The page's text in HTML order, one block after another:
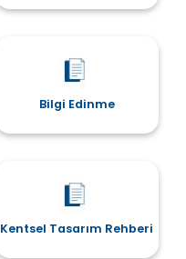
Bilgi Edinme
Kentsel Tasarım Rehberi